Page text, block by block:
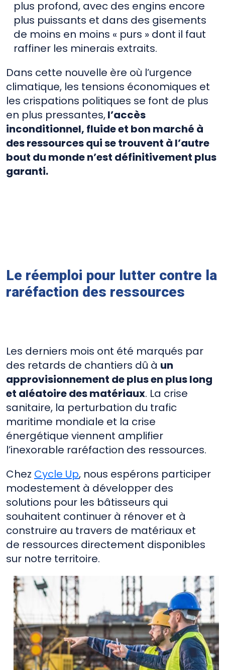
plus profond, avec des engins encore
plus puissants et dans des gisements
de moins en moins « purs » dont il faut
raffiner les minerais extraits.
Dans cette nouvelle ère où l’urgence
climatique, les tensions économiques et
les crispations politiques se font de plus
en plus pressantes,l’accès
inconditionnel, fluide et bon marché à
des ressources qui se trouvent à l’autre
bout du monde n’est définitivement plus
garanti.
Le réemploi pour lutter contre la
raréfaction des ressources
Les derniers mois ont été marqués par
des retards de chantiers dû à un
approvisionnement de plus en plus long
et aléatoire des matériaux. La crise
sanitaire, la perturbation du trafic
maritime mondiale et la crise
énergétique viennent amplifier
l’inexorable raréfaction des ressources.
Chez Cycle Up, nous espérons participer
modestement à développer des
solutions pour les bâtisseurs qui
souhaitent continuer à rénover et à
construire au travers de matériaux et
de ressources directement disponibles
sur notre territoire.